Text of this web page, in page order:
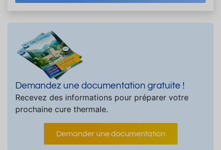
Demandez une documentation gratuite !
Recevez des informations pour préparer votre
prochaine cure thermale.
Demander une documentation